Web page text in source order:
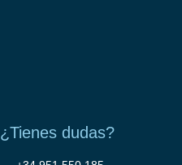
¿Tienes dudas?